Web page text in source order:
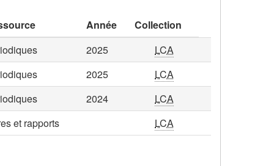
Année
Collection
2025
LCA
2025
LCA
2024
LCA
et rapports LCA